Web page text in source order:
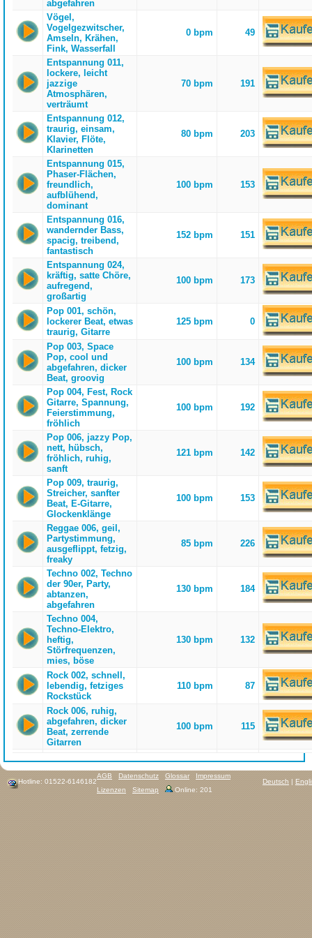
abgefahren
Vögel,
Vogelgezwitscher,
Amseln, Krähen,
Fink, Wasserfall
0 bpm 49
Entspannung 011,
lockere, leicht
jazzige
Atmosphären,
verträumt
70 bpm 191
Entspannung 012,
traurig, einsam,
Klavier, Flöte,
Klarinetten
80 bpm 203
Entspannung 015,
Phaser-Flächen,
freundlich,
aufblühend,
dominant
100 bpm 153
Entspannung 016,
wandernder Bass,
spacig, treibend,
fantastisch
152 bpm 151
Entspannung 024,
kräftig, satte Chöre,
aufregend,
großartig
100 bpm 173
Pop 001, schön,
lockerer Beat, etwas
traurig, Gitarre
125 bpm 0
Pop 003, Space
Pop, cool und
abgefahren, dicker
Beat, groovig
100 bpm 134
Pop 004, Fest, Rock
Gitarre, Spannung,
Feierstimmung,
fröhlich
100 bpm 192
Pop 006, jazzy Pop,
nett, hübsch,
fröhlich, ruhig,
sanft
121 bpm 142
Pop 009, traurig,
Streicher, sanfter
Beat, E-Gitarre,
Glockenklänge
100 bpm 153
Reggae 006, geil,
Partystimmung,
ausgeflippt, fetzig,
freaky
85 bpm 226
Techno 002, Techno
der 90er, Party,
abtanzen,
abgefahren
130 bpm 184
Techno 004,
Techno-Elektro,
heftig,
Störfrequenzen,
mies, böse
130 bpm 132
Rock 002, schnell,
lebendig, fetziges
Rockstück
110 bpm 87
Rock 006, ruhig,
abgefahren, dicker
Beat, zerrende
Gitarren
100 bpm 115
Hotline: 01522-6146182 Deutsch |
AGB Datenschutz Glossar
Impressum
Lizenzen
Sitemap Online: 201